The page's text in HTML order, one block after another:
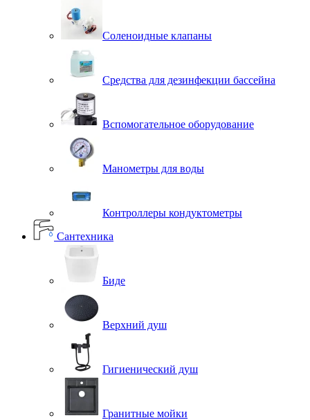
Соленоидные клапаны
Средства для дезинфекции бассейна
Вспомогательное оборудование
Манометры для воды
Контроллеры кондуктометры
Сантехника
Биде
Верхний душ
Гигиенический душ
Гранитные мойки